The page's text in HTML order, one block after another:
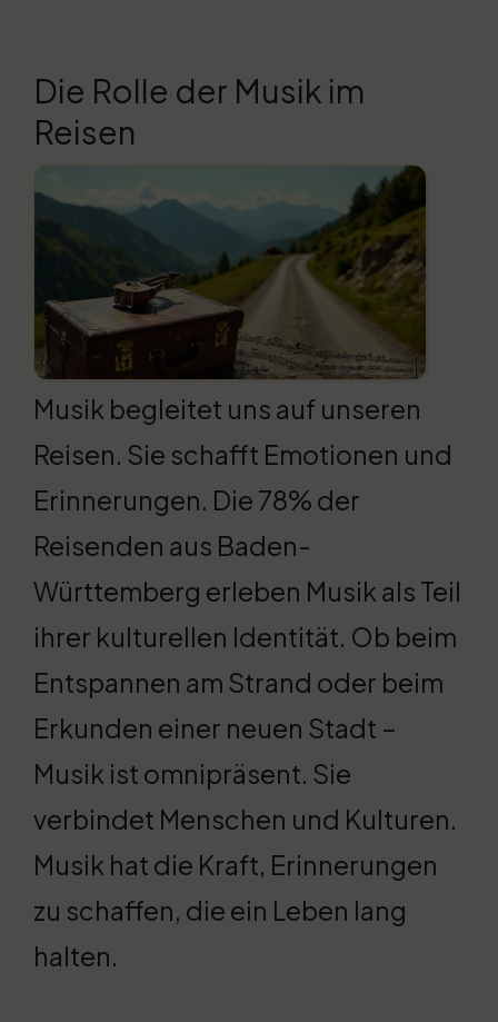
Die Rolle der Musik im
Reisen
Musik begleitet uns auf unseren
Reisen. Sie schafft Emotionen und
Erinnerungen. Die 78% der
Reisenden aus Baden-
Württemberg erleben Musik als Teil
ihrer kulturellen Identität. Ob beim
Entspannen am Strand oder beim
Erkunden einer neuen Stadt –
Musik ist omnipräsent. Sie
verbindet Menschen und Kulturen.
Musik hat die Kraft, Erinnerungen
zu schaffen, die ein Leben lang
halten.